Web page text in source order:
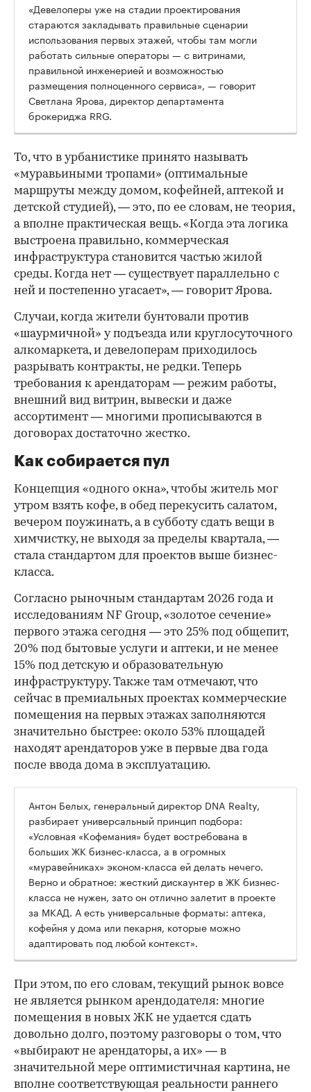
00:00
«Девелоперы уже на стадии проектирования
стараются закладывать правильные сценарии
использования первых этажей, чтобы там могли
работать сильные операторы — с витринами,
правильной инженерией и возможностью
размещения полноценного сервиса», — говорит
Светлана Ярова, директор департамента
брокериджа RRG.
То, что в урбанистике принято называть
«муравьиными тропами» (оптимальные
маршруты между домом, кофейней, аптекой и
детской студией), — это, по ее словам, не теория,
а вполне практическая вещь. «Когда эта логика
выстроена правильно, коммерческая
инфраструктура становится частью жилой
среды. Когда нет — существует параллельно с
ней и постепенно угасает», — говорит Ярова.
Случаи, когда жители бунтовали против
«шаурмичной» у подъезда или круглосуточного
алкомаркета, и девелоперам приходилось
разрывать контракты, не редки. Теперь
требования к арендаторам — режим работы,
внешний вид витрин, вывески и даже
ассортимент — многими прописываются в
договорах достаточно жестко.
Как собирается пул
Концепция «одного окна», чтобы житель мог
утром взять кофе, в обед перекусить салатом,
вечером поужинать, а в субботу сдать вещи в
химчистку, не выходя за пределы квартала, —
стала стандартом для проектов выше бизнес-
класса.
Согласно рыночным стандартам 2026 года и
исследованиям NF Group, «золотое сечение»
первого этажа сегодня — это 25% под общепит,
20% под бытовые услуги и аптеки, и не менее
15% под детскую и образовательную
инфраструктуру. Также там отмечают, что
сейчас в премиальных проектах коммерческие
помещения на первых этажах заполняются
значительно быстрее: около 53% площадей
находят арендаторов уже в первые два года
после ввода дома в эксплуатацию.
Антон Белых, генеральный директор DNA Realty,
разбирает универсальный принцип подбора:
«Условная «Кофемания» будет востребована в
больших ЖК бизнес-класса, а в огромных
«муравейниках» эконом-класса ей делать нечего.
Верно и обратное: жесткий дискаунтер в ЖК бизнес-
класса не нужен, зато он отлично залетит в проекте
за МКАД. А есть универсальные форматы: аптека,
кофейня у дома или пекарня, которые можно
адаптировать под любой контекст».
При этом, по его словам, текущий рынок вовсе
не является рынком арендодателя: многие
помещения в новых ЖК не удается сдать
довольно долго, поэтому разговоры о том, что
«выбирают не арендаторы, а их» — в
значительной мере оптимистичная картина, не
вполне соответствующая реальности раннего